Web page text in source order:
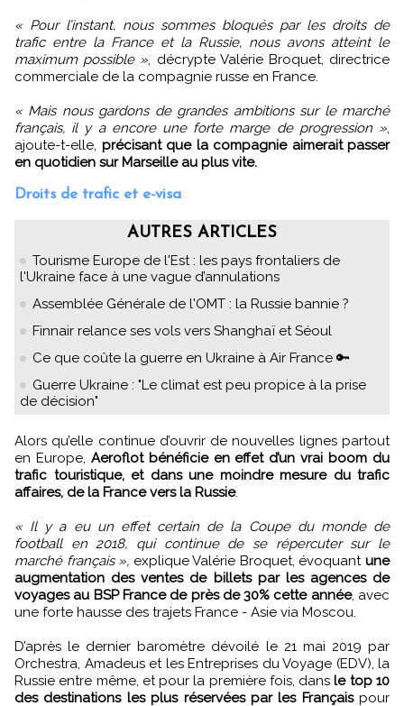
« Pour l’instant, nous sommes bloqués par les droits de
trafic entre la France et la Russie, nous avons atteint le
maximum possible » , décrypte Valérie Broquet, directrice
commerciale de la compagnie russe en France.
« Mais nous gardons de grandes ambitions sur le marché
français, il y a encore une forte marge de progression »
ajoute-t-elle, précisant que la compagnie aimerait passer
en quotidien sur Marseille au plus vite.
Droits de trafic et e-visa
AUTRES ARTICLES
Tourisme Europe de l'Est : les pays frontaliers de
l'Ukraine face à une vague d’annulations
Assemblée Générale de l'OMT : la Russie bannie ?
Finnair relance ses vols vers Shanghaï et Séoul
Ce que coûte la guerre en Ukraine à Air France 🔑
Guerre Ukraine : "Le climat est peu propice à la prise
de décision"
Alors qu’elle continue d’ouvrir de nouvelles lignes partout
en Europe, Aeroflot bénéficie en effet d’un vrai boom du
trafic touristique, et dans une moindre mesure du trafic
affaires, de la France vers la Russie.
« Il y a eu un effet certain de la Coupe du monde de
football en 2018, qui continue de se répercuter sur le
marché français », explique Valérie Broquet, évoquantune
augmentation des ventes de billets par les agences de
voyages au BSP France de près de 30% cette année, avec
une forte hausse des trajets France - Asie via Moscou.
D’après le dernier baromètre dévoilé le 21 mai 2019 par
Orchestra, Amadeus et les Entreprises du Voyage (EDV), la
Russie entre même, et pour la première fois, dans le top 10
des destinations les plus réservées par les Françaispour